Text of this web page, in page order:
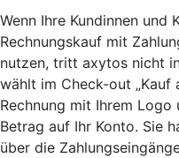
Wenn Ihre Kundinnen und
Rechnungskauf mit
nutzen, tritt axytos nicht
wählt im Check-out „Kauf
Rechnung mit Ihrem
Betrag auf Ihr Konto. Sie
über die